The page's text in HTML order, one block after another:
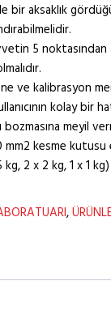
bir aksaklık
5 noktasından
ve kalibrasyon
kolay bir
meyil
kesme kutusu
2 x 2 kg, 1 x 1 kg)
,